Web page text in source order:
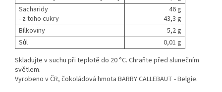
Sacharidy
- z toho cukry
46 g
43,3 g
Bílkoviny
5,2 g
Sůl
0,01 g
Skladujte v suchu při teplotě do 20 °C. Chraňte před slunečním
světlem.
Vyrobeno v ČR, čokoládová hmota BARRY CALLEBAUT - Belgie.